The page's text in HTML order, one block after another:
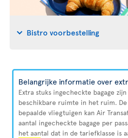
Bistro voorbestelling
Belangrijke informatie over
Extra stuks ingecheckte bagage
beschikbare ruimte in het ruim.
bepaalde vliegtuigen kan Air
aantal ingecheckte bagage per
het aantal dat in de tariefklasse is